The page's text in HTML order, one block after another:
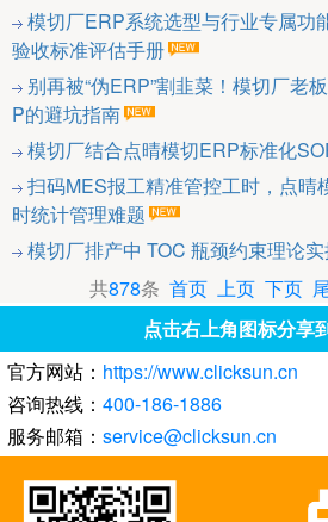
模切厂ERP系统选型与行业专属功
验收标准评估手册
别再被“伪ERP”割韭菜！模切厂老
P的避坑指南
模切厂结合点晴模切ERP标准化
扫码MES报工精准管控工时，点晴
时统计管理难题
模切厂排产中 TOC 瓶颈约束理论
共878条 首页 上页 下页
点击右上角图标分享
官方网站： https://www.clicksun.cn
咨询热线： 400-186-1886
服务邮箱： service@clicksun.cn